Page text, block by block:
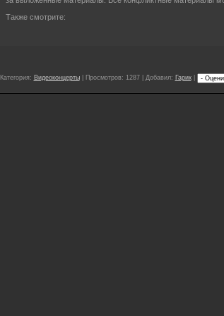
Также смотрите:
Категория: Видеоконцерты| Просмотров: 1287 | Добавил: Гарик|